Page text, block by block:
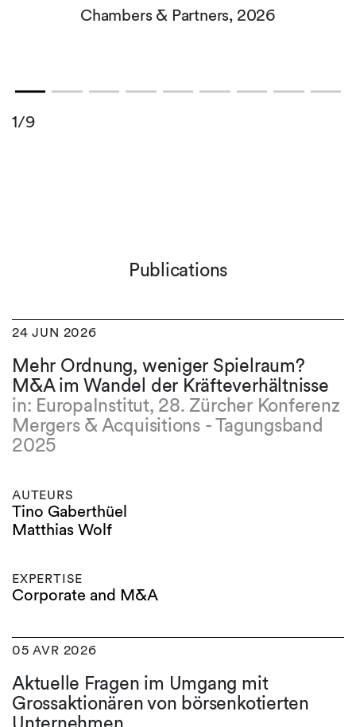
Chambers & Partners, 2026
1/9
Publications
24 JUN 2026
Mehr Ordnung, weniger Spielraum?
M&A im Wandel der Kräfteverhältnisse
in: EuropaInstitut, 28. Zürcher Konferenz
Mergers & Acquisitions - Tagungsband
2025
AUTEURS
Tino Gaberthüel
Matthias Wolf
EXPERTISE
Corporate and M&A
05 AVR 2026
Aktuelle Fragen im Umgang mit
Grossaktionären von börsenkotierten